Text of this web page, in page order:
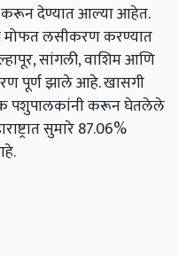
करून देण्यात आल्या आहेत.
मोफत लसीकरण करण्यात
सांगली, वाशिम आणि
पूर्ण झाले आहे. खासगी
पशुपालकांनी करून घेतलेले
सुमारे 87.06%